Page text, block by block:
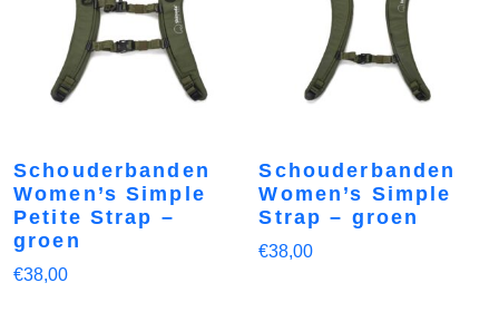
Schouderbanden
Women’s Simple
Petite Strap –
groen
€38,00
Schouderbanden
Women’s Simple
Strap – groen
€38,00